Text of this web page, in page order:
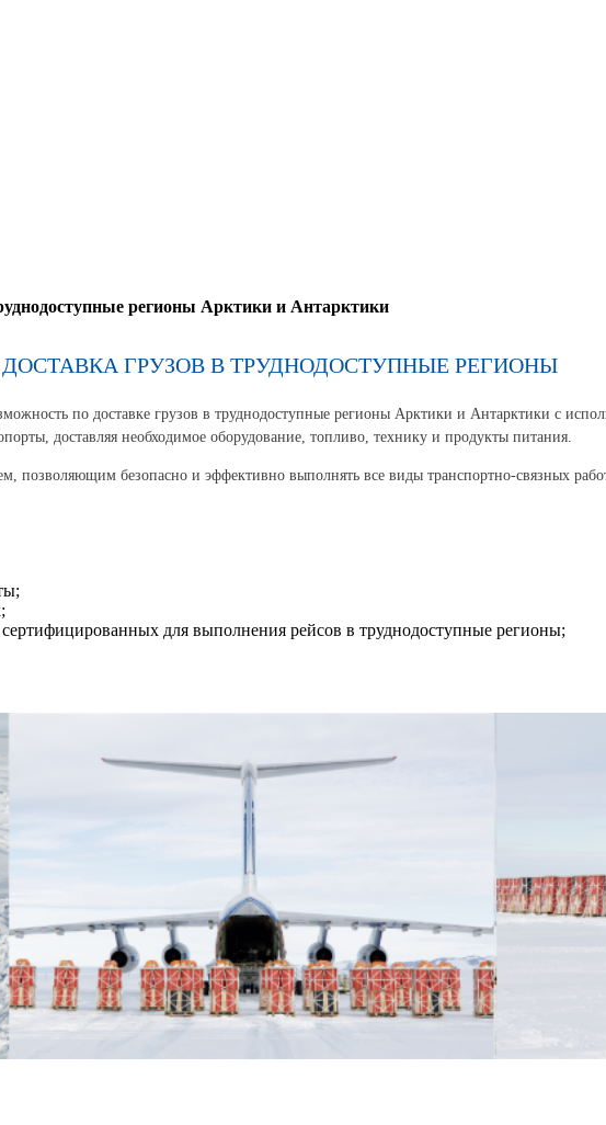
регионы Арктики и Антарктики
ГРУЗОВ В ТРУДНОДОСТУПНЫЕ РЕГИОНЫ
по доставке грузов в труднодоступные регионы Арктики и Антарктики с
доставляя необходимое оборудование, топливо, технику и продукты питания.
безопасно и эффективно выполнять все виды транспортно-связных работ
для выполнения рейсов в труднодоступные регионы;